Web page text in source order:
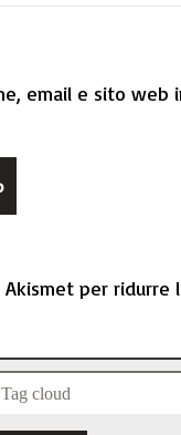
email e sito
per ridurre
Tag cloud